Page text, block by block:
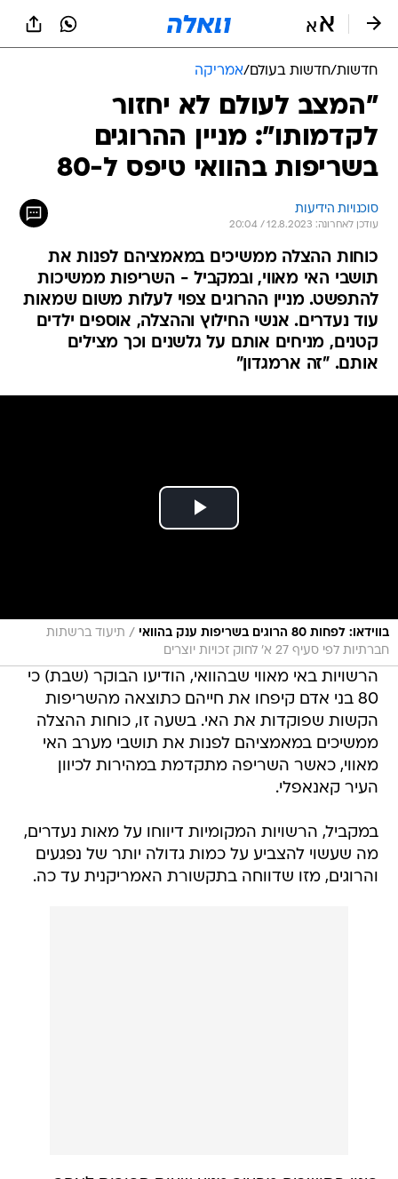
חדשות/חדשות בעולם/אמריקה
"המצב לעולם לא יחזור
לקדמותו": מניין ההרוגים
בשריפות בהוואי טיפס ל-80
סוכנויות הידיעות
עודכן לאחרונה: 12.8.2023 / 20:04
כוחות ההצלה ממשיכים במאמציהם לפנות את
תושבי האי מאווי, ובמקביל - השריפות ממשיכות
להתפשט. מניין ההרוגים צפוי לעלות משום שמאות
עוד נעדרים. אנשי החילוץ וההצלה, אוספים ילדים
קטנים, מניחים אותם על גלשנים וכך מצילים
אותם. "זה ארמגדון"
בווידאו: לפחות 80 הרוגים בשריפות ענק בהוואי / תיעוד ברשתות
חברתיות לפי סעיף 27 א' לחוק זכויות יוצרים
הרשויות באי מאווי שבהוואי, הודיעו הבוקר (שבת) כי
80 בני אדם קיפחו את חייהם כתוצאה מהשריפות
הקשות שפוקדות את האי. בשעה זו, כוחות ההצלה
ממשיכים במאמציהם לפנות את תושבי מערב האי
מאווי, כאשר השריפה מתקדמת במהירות לכיוון
העיר קאנאפלי.
במקביל, הרשויות המקומיות דיווחו על מאות נעדרים,
מה שעשוי להצביע על כמות גדולה יותר של נפגעים
והרוגים, מזו שדווחה בתקשורת האמריקנית עד כה.